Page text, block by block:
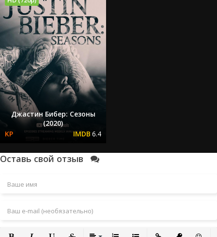
Джастин Бибер: Сезоны
(2020)
6.4
Оставь свой отзыв